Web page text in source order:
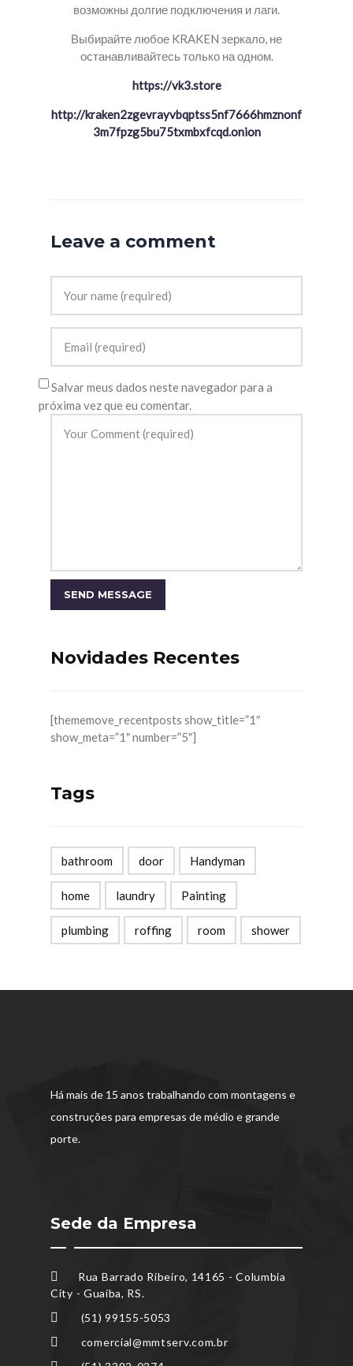
возможны долгие подключения и лаги.
Выбирайте любое KRAKEN зеркало, не
останавливайтесь только на одном.
https://vk3.store
http://kraken2zgevrayvbqptss5nf7666hmznonf
3m7fpzg5bu75txmbxfcqd.onion
Leave a comment
Salvar meus dados neste navegador para a
próxima vez que eu comentar.
Novidades Recentes
[thememove_recentposts show_title=”1″
show_meta=”1″ number=”5″]
Tags
bathroom door Handyman
home laundry Painting
plumbing roffing room shower
Há mais de 15 anos trabalhando com montagens e
construções para empresas de médio e grande
porte.
Sede da Empresa
Rua Barrado Ribeiro, 14165 - Columbia
City - Guaíba, RS.
(51) 99155-5053
comercial@mmtserv.com.br